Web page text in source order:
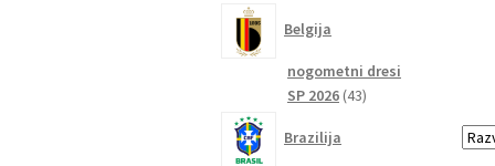
Belgija
nogometni dresi
SP 2026 4343
Brazilija